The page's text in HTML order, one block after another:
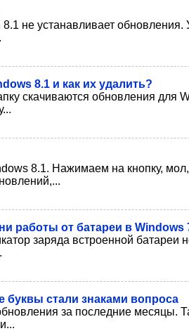
не устанавливает
8.1 и как их удалить?
скачиваются обновления для
8.1. Нажимаем на кнопку,
работы от батареи в Windows
заряда встроенной батареи
буквы стали знаками вопроса
за последние месяцы.